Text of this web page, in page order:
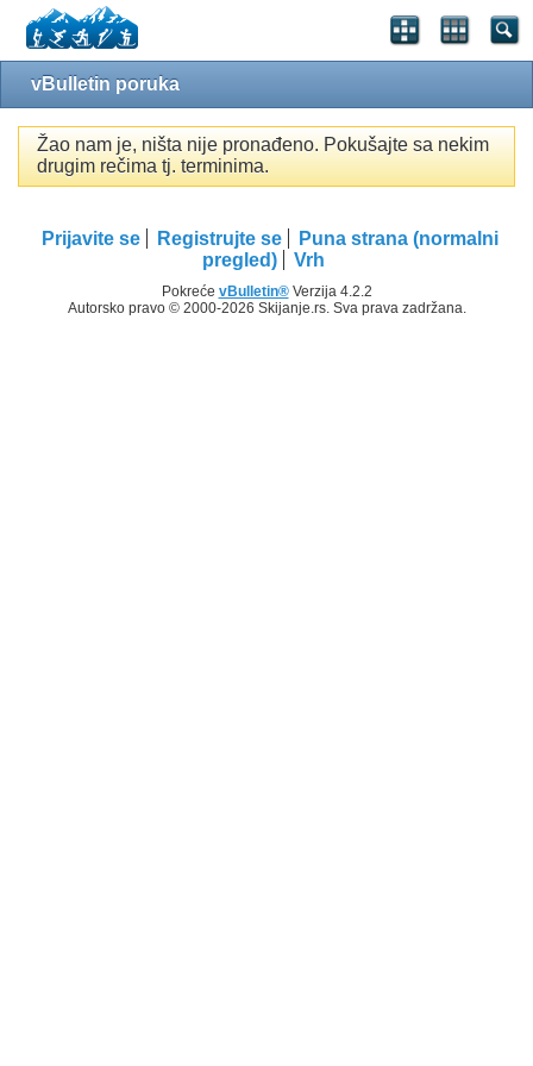
vBulletin poruka
Žao nam je, ništa nije pronađeno. Pokušajte sa nekim
drugim rečima tj. terminima.
Prijavite se Registrujte se
Puna strana (normalni
pregled)
Vrh
Pokreće vBulletin®Verzija 4.2.2
Autorsko pravo © 2000-2026 Skijanje.rs. Sva prava zadržana.